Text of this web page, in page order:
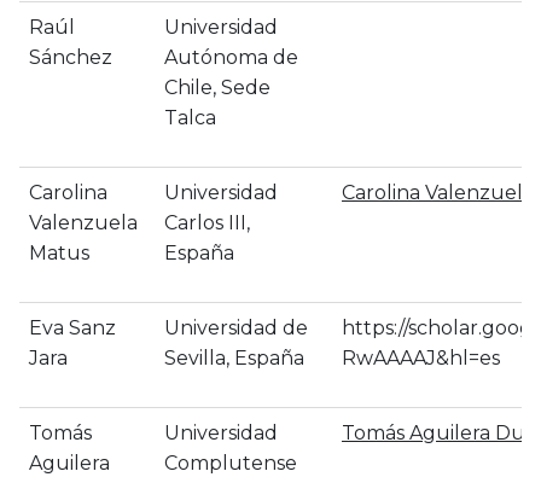
Raúl
Sánchez
Universidad
Autónoma de
Chile, Sede
Talca
Carolina
Valenzuela
Matus
Universidad
Carlos III,
España
‪Carolina Valenzuela
Eva Sanz
Jara
Universidad de
Sevilla, España
https://
RwAAAAJ&hl=es
Tomás
Aguilera
Universidad
Complutense
‪Tomás Aguilera